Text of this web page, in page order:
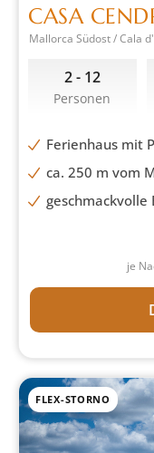
CASA
Mallorca Südost / Cala
2 - 12
Personen
Ferienhaus mit
ca. 250 m vom
geschmackvolle
je
FLEX-STORNO